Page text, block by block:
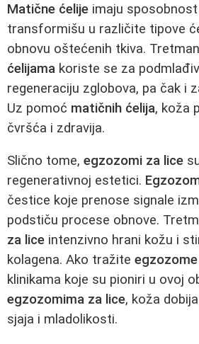
Matične ćelije imaju
transformišu u različite tipove
obnovu oštećenih tkiva.
ćelijama koriste se za
regeneraciju zglobova, pa čak i
Uz pomoć matičnih ćelija, koža
čvršća i zdravija.
Slično tome, egzozomi za lice
regenerativnoj estetici.
čestice koje prenose signale
podstiču procese obnove.
za lice intenzivno hrani kožu i
kolagena. Ako tražite
klinikama koje su pioniri u ovoj
egzozomima za lice, koža
sjaja i mladolikosti.